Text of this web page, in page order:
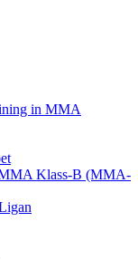
in MMA
Klass-B (MMA-